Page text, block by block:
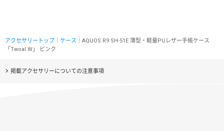
アクセサリートップ ケース ｜AQUOS R9 SH-51E 薄型・軽量PUレザー手帳ケース
「Twoal W」 ピンク
掲載アクセサリーについての注意事項